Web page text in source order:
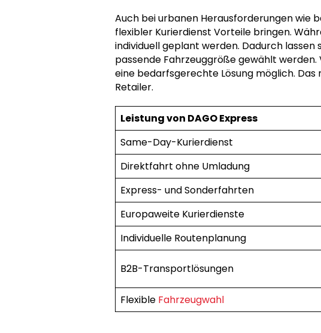
Auch bei urbanen Herausforderungen wie
flexibler Kurierdienst Vorteile bringen.
individuell geplant werden. Dadurch
passende Fahrzeuggröße gewählt
eine bedarfsgerechte Lösung möglich.
Retailer.
Leistung von DAGO Express
Same-Day-Kurierdienst
Direktfahrt ohne Umladung
Express- und Sonderfahrten
Europaweite Kurierdienste
Individuelle Routenplanung
B2B-Transportlösungen
Flexible Fahrzeugwahl